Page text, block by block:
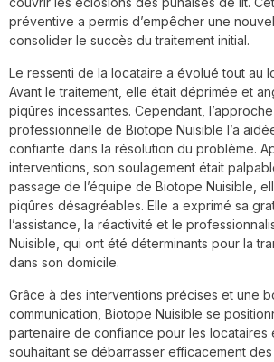
préventive a permis d’empêcher une
consolider le succès du traitement initial.
Le ressenti de la locataire a évolué tout au
Avant le traitement, elle était déprimée et
piqûres incessantes. Cependant,
professionnelle de Biotope Nuisible l’a
confiante dans la résolution du problème.
interventions, son soulagement était
passage de l’équipe de Biotope Nuisible,
piqûres désagréables. Elle a exprimé sa
l’assistance, la réactivité et le
Nuisible, qui ont été déterminants pour la
dans son domicile.
Grâce à des interventions précises et une
communication, Biotope Nuisible se
partenaire de confiance pour les locataires
souhaitant se débarrasser efficacement